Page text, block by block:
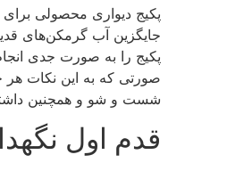
پکیج دیواری محصولی
جایگزین آب گرمکن‌های
پکیج را به صورت جدی
صورتی که به این نکات هر
شست و شو و همچنین
قدم اول